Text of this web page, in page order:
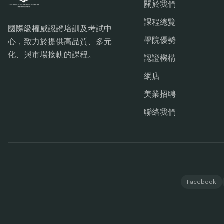
國際級權威認證培訓及考試中
心，致力於提供高品質、多元
化、與市場接軌的課程。
關於我們
課程總覽
學院優勢
認證機構
網店
美業招聘
聯絡我們
Facebook